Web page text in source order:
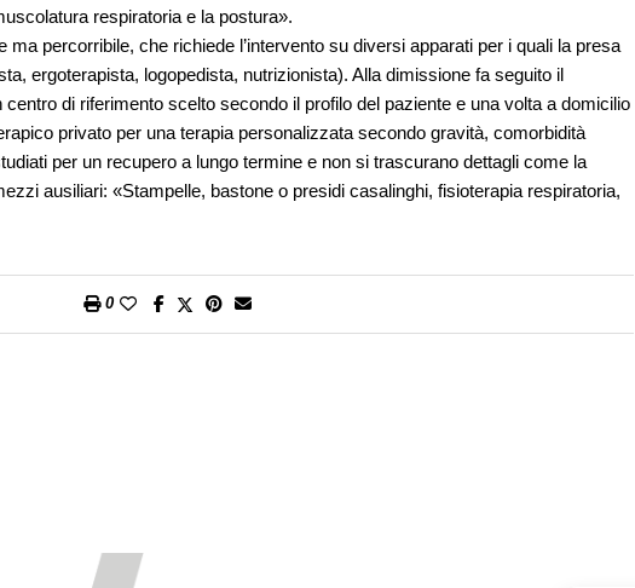
respiratoria e la postura».
ma percorribile, che richiede l’intervento su diversi apparati per i quali la presa
ergoterapista, logopedista, nutrizionista). Alla dimissione fa seguito il
di riferimento scelto secondo il profilo del paziente e una volta a domicilio
privato per una terapia personalizzata secondo gravità, comorbidità
per un recupero a lungo termine e non si trascurano dettagli come la
ausiliari: «Stampelle, bastone o presidi casalinghi, fisioterapia respiratoria,
0